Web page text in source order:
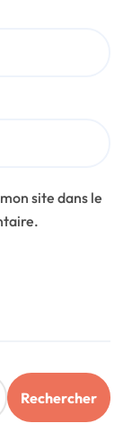
site dans le
Rechercher